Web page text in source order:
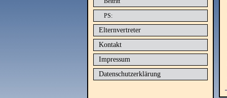
PS:
Elternvertreter
Kontakt
Impressum
Datenschutzerklärung